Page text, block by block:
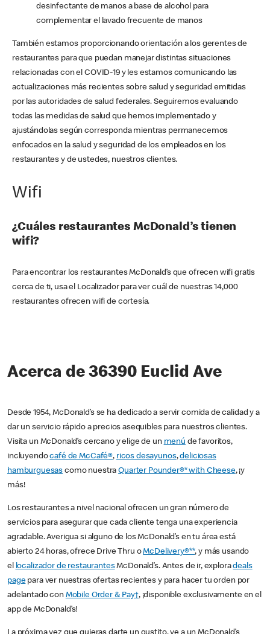
desinfectante de manos a base de alcohol para
complementar el lavado frecuente de manos
También estamos proporcionando orientación a los gerentes de
restaurantes para que puedan manejar distintas situaciones
relacionadas con el COVID-19 y les estamos comunicando las
actualizaciones más recientes sobre salud y seguridad emitidas
por las autoridades de salud federales. Seguiremos evaluando
todas las medidas de salud que hemos implementado y
ajustándolas según corresponda mientras permanecemos
enfocados en la salud y seguridad de los empleados en los
restaurantes y de ustedes, nuestros clientes.
Wifi
¿Cuáles restaurantes McDonald’s tienen
wifi?
Para encontrar los restaurantes McDonald’s que ofrecen wifi gratis
cerca de ti, usa el Localizador para ver cuál de nuestras 14,000
restaurantes ofrecen wifi de cortesía.
Acerca de 36390 Euclid Ave
Desde 1954, McDonald’s se ha dedicado a servir comida de calidad y a
dar un servicio rápido a precios asequibles para nuestros clientes.
Visita un McDonald’s cercano y elige de un menú de favoritos,
incluyendocafé de McCafé®, ricos desayunos,deliciosas
hamburguesas como nuestraQuarter Pounder®* with Cheese, ¡y
más!
Los restaurantes a nivel nacional ofrecen un gran número de
servicios para asegurar que cada cliente tenga una experiencia
agradable. Averigua si alguno de los McDonald’s en tu área está
abierto 24 horas, ofrece Drive Thru oMcDelivery®**, y más usando
el localizador de restaurantesMcDonald’s. Antes de ir, exploradeals
pagepara ver nuestras ofertas recientes y para hacer tu orden por
adelantado con Mobile Order & Pay†, ¡disponible exclusivamente en el
app de McDonald’s!